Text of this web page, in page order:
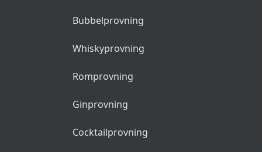
Bubbelprovning
Whiskyprovning
Romprovning
Ginprovning
Cocktailprovning